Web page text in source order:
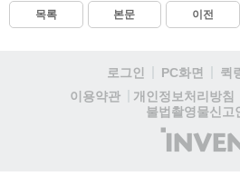
목록 본문 이전
로그인 PC화면 퀵
이용약관
개인정보처리방침
불법촬영물신고
(주)
인